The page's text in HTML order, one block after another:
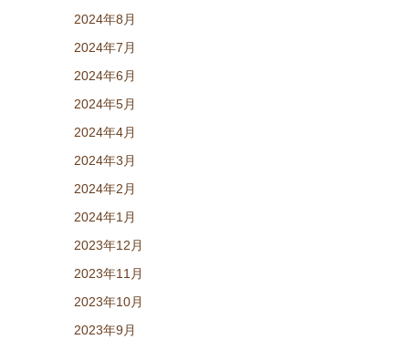
2024年8月
2024年7月
2024年6月
2024年5月
2024年4月
2024年3月
2024年2月
2024年1月
2023年12月
2023年11月
2023年10月
2023年9月